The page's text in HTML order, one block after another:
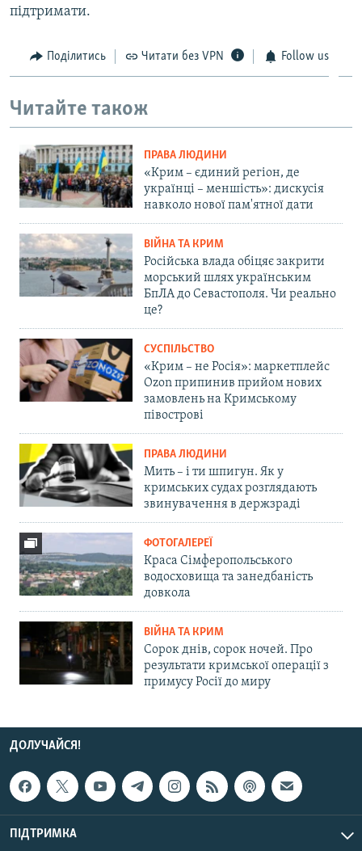
підтримати.
Поділитись Читати без VPN Follow us
Читайте також
ПРАВА ЛЮДИНИ
«Крим – єдиний регіон, де
українці – меншість»: дискусія
навколо нової пам'ятної дати
ВІЙНА ТА КРИМ
Російська влада обіцяє закрити
морський шлях українським
БпЛА до Севастополя. Чи реально
це?
СУСПІЛЬСТВО
«Крим – не Росія»: маркетплейс
Ozon припинив прийом нових
замовлень на Кримському
півострові
ПРАВА ЛЮДИНИ
Мить – і ти шпигун. Як у
кримських судах розглядають
звинувачення в держзраді
ФОТОГАЛЕРЕЇ
Краса Сімферопольського
водосховища та занедбаність
довкола
ВІЙНА ТА КРИМ
Сорок днів, сорок ночей. Про
результати кримської операції з
примусу Росії до миру
ДОЛУЧАЙСЯ!
ПІДТРИМКА